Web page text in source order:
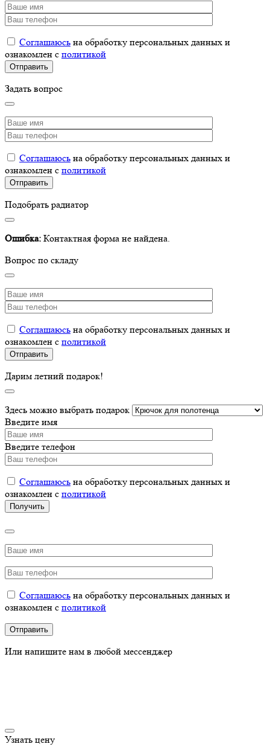
Соглашаюсь на обработку персональных данных и
ознакомлен с политикой
Задать вопрос
Соглашаюсь на обработку персональных данных и
ознакомлен с политикой
Подобрать радиатор
Ошибка: Контактная форма не найдена.
Вопрос по складу
Соглашаюсь на обработку персональных данных и
ознакомлен с политикой
Дарим летний подарок!
Здесь можно выбрать подарок
Введите имя
Введите телефон
Соглашаюсь на обработку персональных данных и
ознакомлен с политикой
Соглашаюсь на обработку персональных данных и
ознакомлен с политикой
Или напишите нам в любой мессенджер
Узнать цену